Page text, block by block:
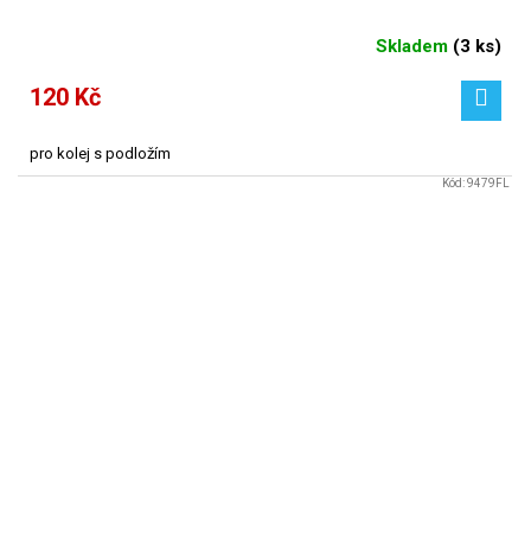
Skladem (3 ks)
120 Kč
pro kolej s podložím
Kód:9479FL